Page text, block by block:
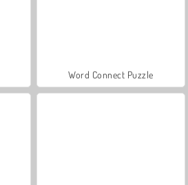
Word Connect Puzzle